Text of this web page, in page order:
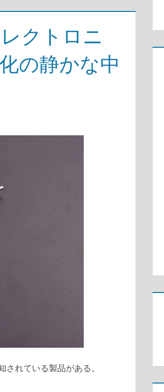
クトロニ
の静かな中
れている製品がある。